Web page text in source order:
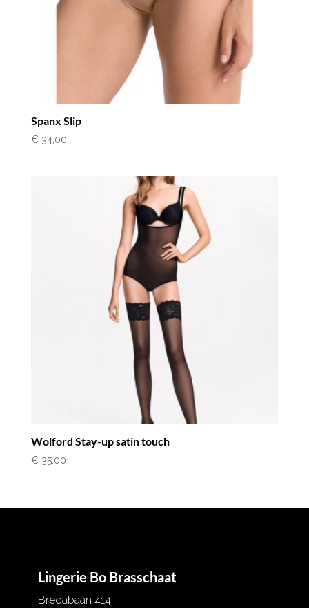
Spanx Slip
€34,00
Wolford Stay-up satin touch
€35,00
Lingerie Bo Brasschaat
Bredabaan 414